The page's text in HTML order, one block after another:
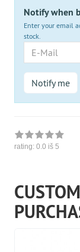
Notify when
Enter your email
stock.
Mail
Notify me
rating: 0.0 iš 5